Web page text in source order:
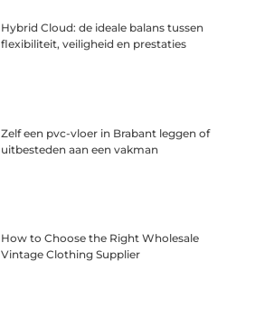
Hybrid Cloud: de ideale balans tussen
flexibiliteit, veiligheid en prestaties
Zelf een pvc-vloer in Brabant leggen of
uitbesteden aan een vakman
How to Choose the Right Wholesale
Vintage Clothing Supplier